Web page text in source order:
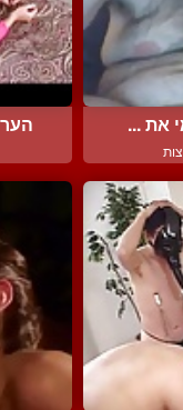
את ...